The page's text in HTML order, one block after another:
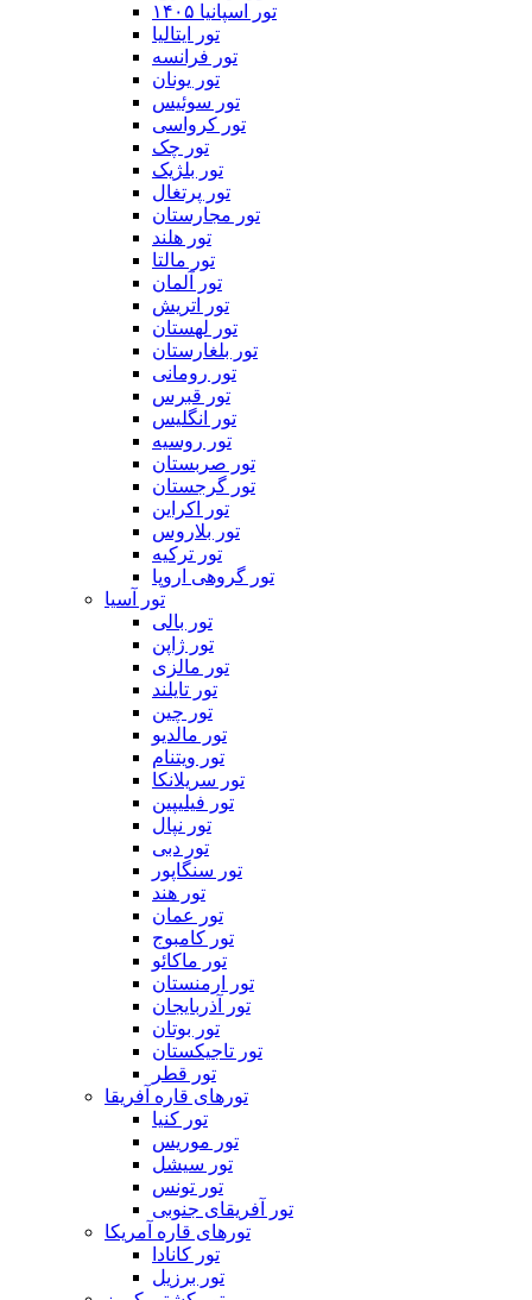
تور اسپانیا ۱۴۰۵
تور ایتالیا
تور فرانسه
تور یونان
تور سوئیس
تور کرواسی
تور چک
تور بلژیک
تور پرتغال
تور مجارستان
تور هلند
تور مالتا
تور آلمان
تور اتریش
تور لهستان
تور بلغارستان
تور رومانی
تور قبرس
تور انگلیس
تور روسیه
تور صربستان
تور گرجستان
تور اکراین
تور بلاروس
تور ترکیه
تور گروهی اروپا
تور آسیا
تور بالی
تور ژاپن
تور مالزی
تور تایلند
تور چین
تور مالدیو
تور ویتنام
تور سریلانکا
تور فیلیپین
تور نپال
تور دبی
تور سنگاپور
تور هند
تور عمان
تور کامبوج
تور ماکائو
تور ارمنستان
تور آذربایجان
تور بوتان
تور تاجیکستان
تور قطر
تورهای قاره آفریقا
تور کنیا
تور موریس
تور سیشل
تور تونس
تور آفریقای جنوبی
تورهای قاره آمریکا
تور کانادا
تور برزیل